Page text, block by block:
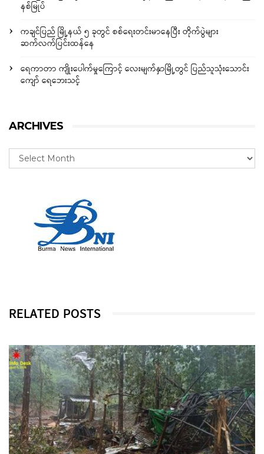
နစ်မြုပ်
ကချင်ပြည် မြို့နယ် ၅ ခုတွင် စစ်ရေးတင်းမာနေပြီး တိုက်ပွဲများ
ဆက်လက်ပြင်းထန်နေ
ရေကာတာ ကျိုးပေါက်မှုကြောင့် လေးမျက်နှာမြို့တွင် ပြည်သူသုံးသောင်း
ကျော် ရေဘေးသင့်
ARCHIVES
RELATED POSTS